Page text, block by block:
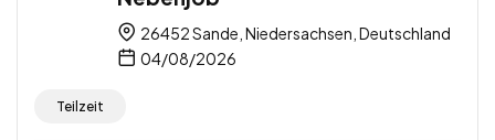
26452 Sande, Niedersachsen, Deutschland
04/08/2026
Teilzeit